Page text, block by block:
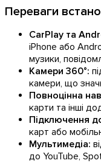
Переваги
CarPlay та
iPhone або
музики,
Камери 360°:
камери, що
Повноцінна
карти та інші
Підключення
карт або
Мультимедіа:
до YouTube,